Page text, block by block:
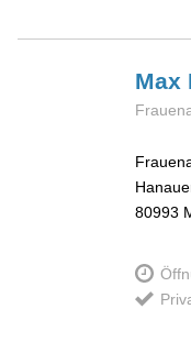
Max
80993